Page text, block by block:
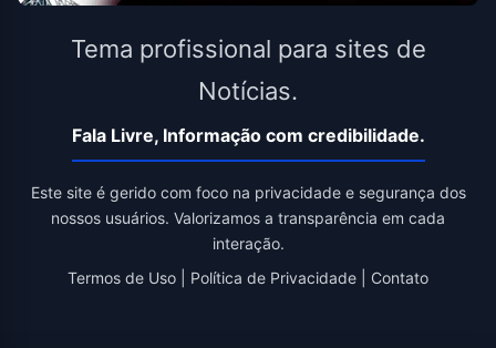
Tema profissional para sites de
Notícias.
Fala Livre, Informação com credibilidade.
Este site é gerido com foco na privacidade e segurança dos
nossos usuários. Valorizamos a transparência em cada
interação.
Termos de Uso
Política de Privacidade Contato